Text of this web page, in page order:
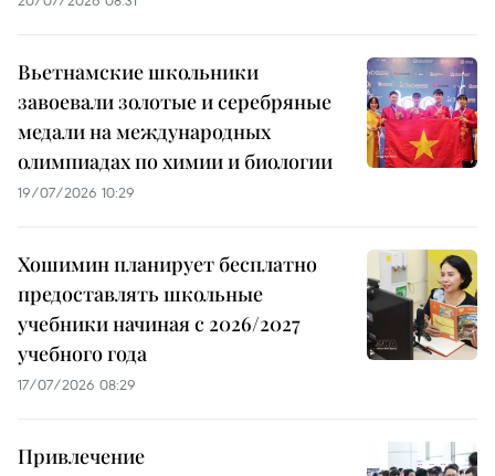
Вьетнамские школьники
завоевали золотые и серебряные
медали на международных
олимпиадах по химии и биологии
19/07/2026 10:29
Хошимин планирует бесплатно
предоставлять школьные
учебники начиная с 2026/2027
учебного года
17/07/2026 08:29
Привлечение